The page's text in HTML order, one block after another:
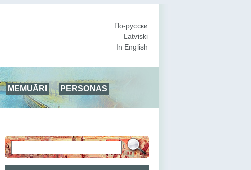
По-русски
Latviski
In English
MEMUĀRI
PERSONAS